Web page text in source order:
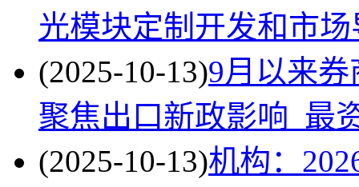
光模块定制开发和市
(2025-10-13)9月以来
聚焦出口新政影响_最
(2025-10-13)机构：